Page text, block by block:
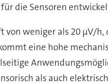
die Sensoren
weniger als 20 µV/
eine hohe
als auch